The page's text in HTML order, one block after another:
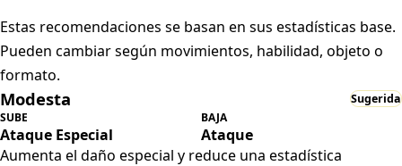
Estas recomendaciones se basan en sus estadísticas base.
Pueden cambiar según movimientos, habilidad, objeto o
formato.
Modesta
Sugerida
SUBE
Ataque Especial
BAJA
Ataque
Aumenta el daño especial y reduce una estadística